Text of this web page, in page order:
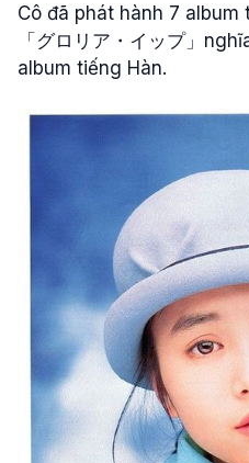
Cô đã phát hành 7
「グロリア・イップ」
album tiếng Hàn.